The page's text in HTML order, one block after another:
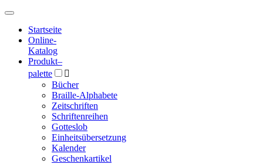
Hauptmenü
Hauptmenü
Startseite
Online-
Katalog
Produkt–
palette

Bücher
Braille-Alphabete
Zeitschriften
Schriftenreihen
Gotteslob
Einheitsübersetzung
Kalender
Geschenkartikel